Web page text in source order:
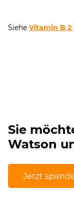
Siehe Vitamin B 2
Sie
Watson
Jetzt